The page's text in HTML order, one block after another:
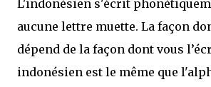
L'indonésien s'écrit
aucune lettre muette. La façon
dépend de la façon dont vous
indonésien est le même que